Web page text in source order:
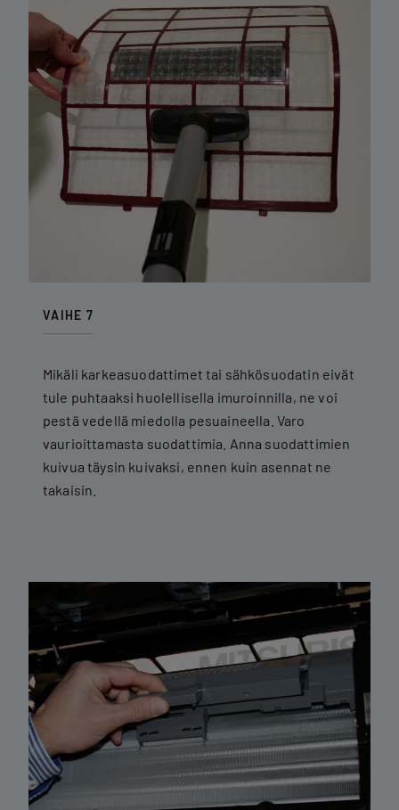
VAIHE 7
Mikäli karkeasuodattimet tai sähkösuodatin eivät
tule puhtaaksi huolellisella imuroinnilla, ne voi
pestä vedellä miedolla pesuaineella. Varo
vaurioittamasta suodattimia. Anna suodattimien
kuivua täysin kuivaksi, ennen kuin asennat ne
takaisin.